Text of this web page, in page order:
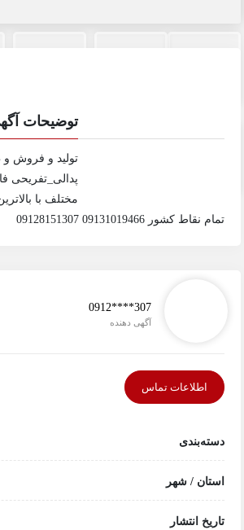
توضیحات
تولید و فروش
پدالی_تفریحی
مختلف با
تمام نقاط کشور 09131019466 09128151307
0912****307
آگهی دهنده
اطلاعات تماس
دسته‌بندی
استان / شهر
تاریخ انتشار